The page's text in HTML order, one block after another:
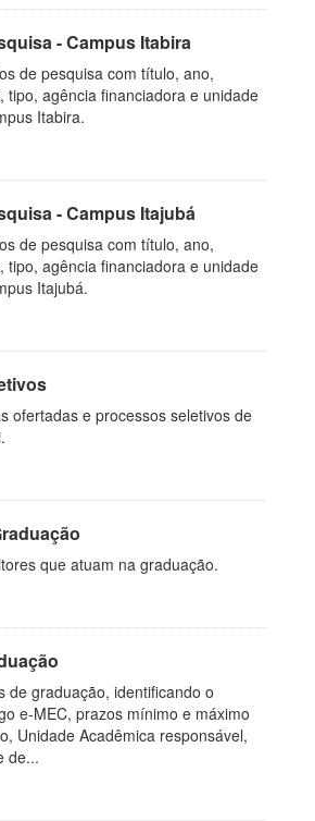
- Campus Itabira
de pesquisa com título, ano,
tipo, agência financiadora e unidade
Itabira.
- Campus Itajubá
de pesquisa com título, ano,
tipo, agência financiadora e unidade
Itajubá.
ofertadas e processos seletivos de
que atuam na graduação.
de graduação, identificando o
e-MEC, prazos mínimo e máximo
Unidade Acadêmica responsável,
de...